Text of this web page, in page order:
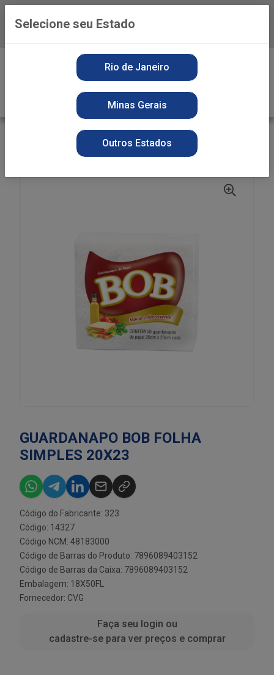
Baixe já o APP da Playvender
BAZAR
GUARDANAPO BOB
GUARDANAPO BOB FOLHA SIMPLES 20X23
GUARDANAPO BOB FOLHA
SIMPLES 20X23
Código do Fabricante: 323
Código: 14327
Código NCM: 48183000
Código de Barras do Produto: 7896089403152
Código de Barras da Caixa: 7896089403152
Embalagem: 18X50FL
Fornecedor: CVG
Faça seu login ou
cadastre-se para ver preços e comprar
Selecione seu Estado
Rio de Janeiro
Minas Gerais
Outros Estados